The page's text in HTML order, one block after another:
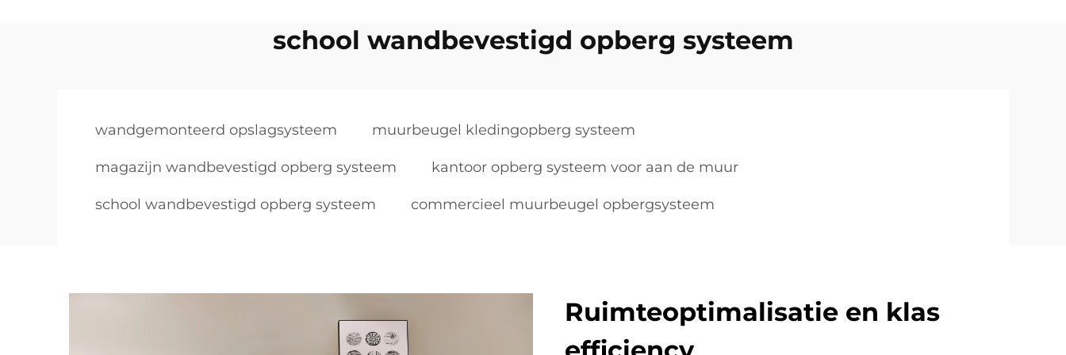
school wandbevestigd opberg systeem
wandgemonteerd opslagsysteem muurbeugel kledingopberg systeem
magazijn wandbevestigd opberg systeem kantoor opberg systeem voor aan de muur
school wandbevestigd opberg systeem commercieel muurbeugel opbergsysteem
Ruimteoptimalisatie en klas